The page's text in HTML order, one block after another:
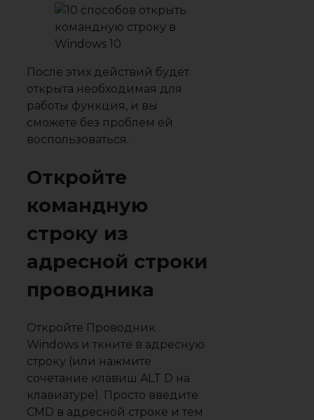
После этих действий будет
открыта необходимая для
работы функция, и вы
сможете без проблем ей
воспользоваться.
Откройте
командную
строку из
адресной строки
проводника
Откройте Проводник
Windows и ткните в адресную
строку (или нажмите
сочетание клавиш ALT D на
клавиатуре). Просто введите
CMD в адресной строке и тем